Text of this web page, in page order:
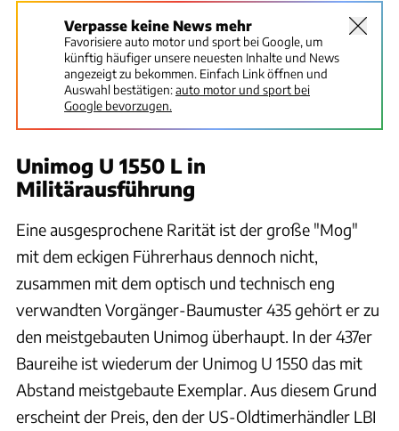
Verpasse keine News mehr
Favorisiere auto motor und sport bei Google, um
künftig häufiger unsere neuesten Inhalte und News
angezeigt zu bekommen. Einfach Link öffnen und
Auswahl bestätigen:auto motor und sport bei
Google bevorzugen.
Unimog U 1550 L in
Militärausführung
Eine ausgesprochene Rarität ist der große "Mog"
mit dem eckigen Führerhaus dennoch nicht,
zusammen mit dem optisch und technisch eng
verwandten Vorgänger-Baumuster 435 gehört er zu
den meistgebauten Unimog überhaupt. In der 437er
Baureihe ist wiederum der Unimog U 1550 das mit
Abstand meistgebaute Exemplar. Aus diesem Grund
erscheint der Preis, den der US-Oldtimerhändler LBI